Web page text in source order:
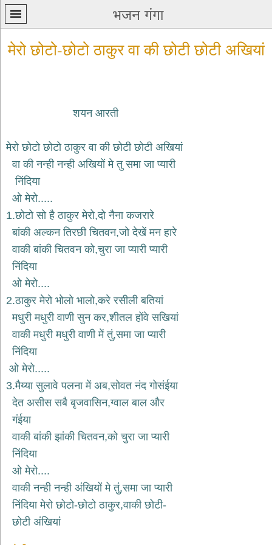
भजन गंगा
home
कृष्ण
भजन
krishna
bhajans
शिव
भजन
bhajans
हनुमान
भजन
hanuman
bhajans
साईं
भजन
sai
bhajans
जैन
भजन
jain
bhajans
दुर्गा
भजन
durga
bhajans
गणेश
भजन
ganesh
मेरो छोटो-छोटो ठाकुर वा की छोटी छोटी अखियां
शयन आरती
मेरो छोटो छोटो ठाकुर वा की छोटी छोटी अखियां
वा की नन्ही नन्ही अखियों मे तु समा जा प्यारी
निंदिया
ओ मेरो.....
1.छोटो सो है ठाकुर मेरो,दो नैना कजरारे
बांकी अल्कन तिरछी चितवन,जो देखें मन हारे
वाकी बांकी चितवन को,चुरा जा प्यारी प्यारी
निंदिया
ओ मेरो....
2.ठाकुर मेरो भोलो भालो,करे रसीली बतियां
मधुरी मधुरी वाणी सुन कर,शीतल होंवे सखियां
वाकी मधुरी मधुरी वाणी में तुं,समा जा प्यारी
निंदिया
ओ मेरो.....
3.मैय्या सुलावे पलना में अब,सोवत नंद गोसंईया
देत असीस सबै बृजवासिन,ग्वाल बाल और
गंईया
वाकी बांकी झांकी चितवन,को चुरा जा प्यारी
निंदिया
ओ मेरो....
वाकी नन्ही नन्ही अंखियों मे तुं,समा जा प्यारी
निंदिया मेरो छोटो-छोटो ठाकुर,वाकी छोटी-
छोटी अंखियां